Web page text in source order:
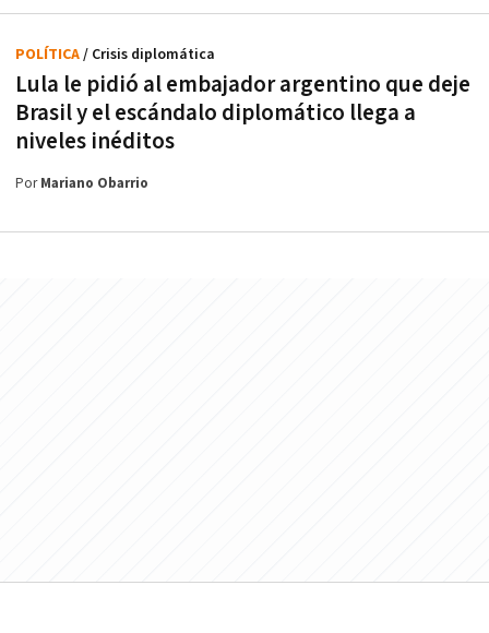
Lula le pidió al embajador argentino que deje
Brasil y el escándalo diplomático llega a
niveles inéditos
POLÍTICA/ Crisis diplomática
PorMariano Obarrio